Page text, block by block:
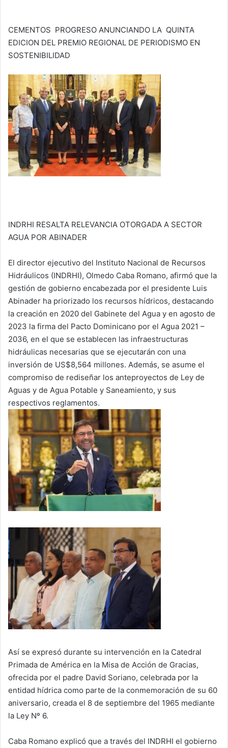
CEMENTOS PROGRESO ANUNCIANDO LA QUINTA
EDICION DEL PREMIO REGIONAL DE PERIODISMO EN
SOSTENIBILIDAD
INDRHI RESALTA RELEVANCIA OTORGADA A SECTOR
AGUA POR ABINADER
El director ejecutivo del Instituto Nacional de Recursos
Hidráulicos (INDRHI), Olmedo Caba Romano, afirmó que la
gestión de gobierno encabezada por el presidente Luis
Abinader ha priorizado los recursos hídricos, destacando
la creación en 2020 del Gabinete del Agua y en agosto de
2023 la firma del Pacto Dominicano por el Agua 2021 –
2036, en el que se establecen las infraestructuras
hidráulicas necesarias que se ejecutarán con una
inversión de US$8,564 millones. Además, se asume el
compromiso de rediseñar los anteproyectos de Ley de
Aguas y de Agua Potable y Saneamiento, y sus
respectivos reglamentos.
Así se expresó durante su intervención en la Catedral
Primada de América en la Misa de Acción de Gracias,
ofrecida por el padre David Soriano, celebrada por la
entidad hídrica como parte de la conmemoración de su 60
aniversario, creada el 8 de septiembre del 1965 mediante
la Ley Nº 6.
Caba Romano explicó que a través del INDRHI el gobierno